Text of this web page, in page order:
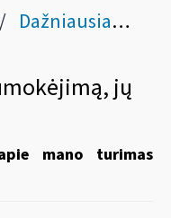
Dažniausiai užduodami klausimai
jų
mano turimas